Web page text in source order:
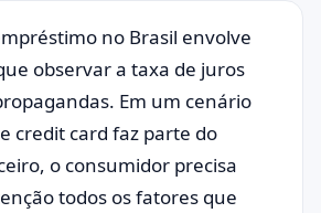
no Brasil envolve
observar a taxa de juros
Em um cenário
credit card faz parte do
o consumidor precisa
todos os fatores que